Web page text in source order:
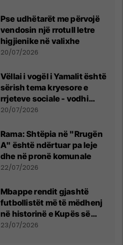
Pse udhëtarët me përvojë
vendosin një rrotull letre
higjienike në valixhe
20/07/2026
Vëllai i vogël i Yamalit është
sërish tema kryesore e
rrjeteve sociale - vodhi
vëmendjen pas finales së
20/07/2026
Rama: Shtëpia në "Rrugën
A" është ndërtuar pa leje
dhe në pronë komunale
22/07/2026
Mbappe rendit gjashtë
futbollistët më të mëdhenj
në historinë e Kupës së
Botës, Messi mbetet i dyti
23/07/2026